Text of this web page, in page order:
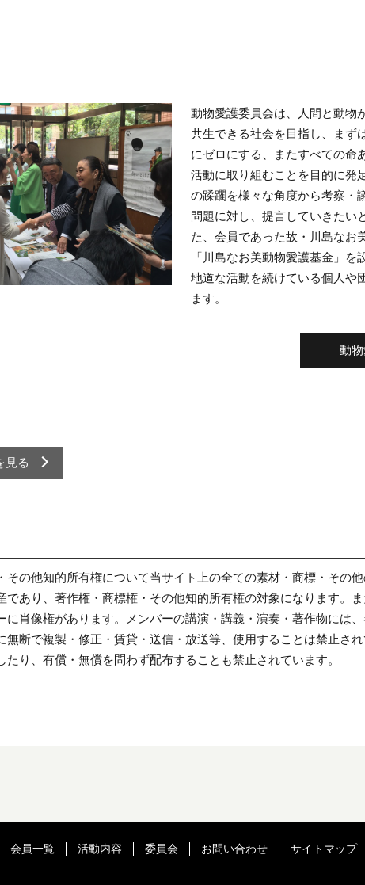
動物愛護委員会は、人間と動物
共生できる社会を目指し、まず
にゼロにする、またすべての命
活動に取り組むことを目的に発
の蹂躙を様々な角度から考察・
問題に対し、提言していきたい
た、会員であった故・川島なお
「川島なお美動物愛護基金」を
地道な活動を続けている個人や
ます。
動
見る
その他知的所有権について当サイト上の全ての素材・商標・その
であり、著作権・商標権・その他知的所有権の対象になります。
に肖像権があります。メンバーの講演・講義・演奏・著作物には
無断で複製・修正・賃貸・送信・放送等、使用することは禁止さ
り、有償・無償を問わず配布することも禁止されています。
会員一覧 活動内容 委員会 お問い合わせ サイトマップ